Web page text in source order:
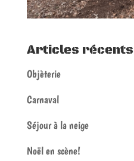
Articles récents
Objèterie
Carnaval
Séjour à la neige
Noël en scène!